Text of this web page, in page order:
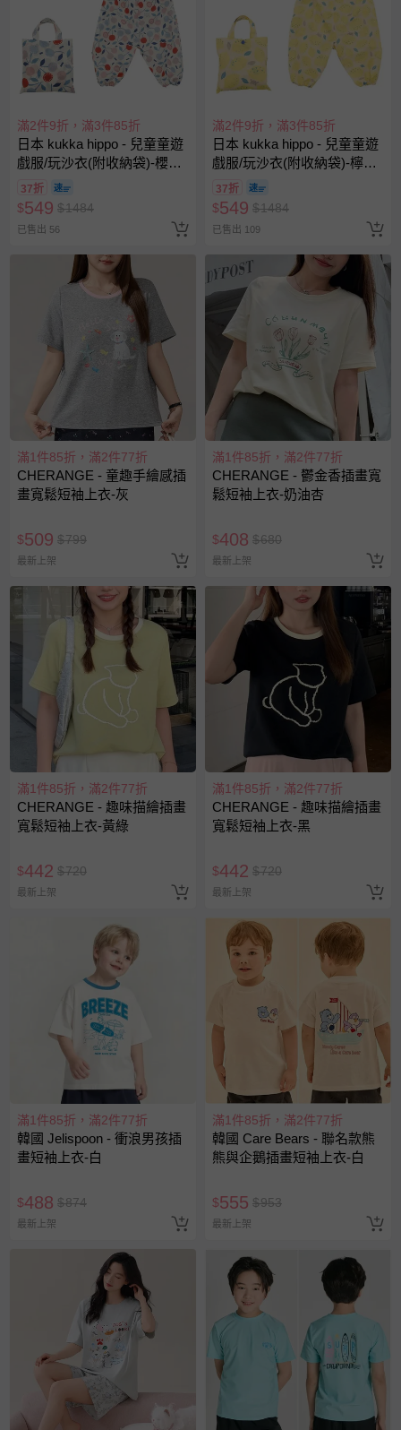
滿2件9折，滿3件85折
日本 kukka hippo - 兒童童遊
戲服/玩沙衣(附收納袋)-櫻桃
甜心 (90cm)
37折
$549 $1484
已售出 56
滿2件9折，滿3件85折
日本 kukka hippo - 兒童童遊
戲服/玩沙衣(附收納袋)-檸檬
糖霜 (90cm)
37折
$549 $1484
已售出 109
滿1件85折，滿2件77折
CHERANGE - 童趣手繪感插
畫寬鬆短袖上衣-灰
$509 $799
最新上架
滿1件85折，滿2件77折
CHERANGE - 鬱金香插畫寬
鬆短袖上衣-奶油杏
$408 $680
最新上架
滿1件85折，滿2件77折
CHERANGE - 趣味描繪插畫
寬鬆短袖上衣-黃綠
$442 $720
最新上架
滿1件85折，滿2件77折
CHERANGE - 趣味描繪插畫
寬鬆短袖上衣-黑
$442 $720
最新上架
滿1件85折，滿2件77折
韓國 Jelispoon - 衝浪男孩插
畫短袖上衣-白
$488 $874
最新上架
滿1件85折，滿2件77折
韓國 Care Bears - 聯名款熊
熊與企鵝插畫短袖上衣-白
$555 $953
最新上架